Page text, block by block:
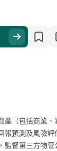
產（包括商業
報預測及風險
監督第三方物